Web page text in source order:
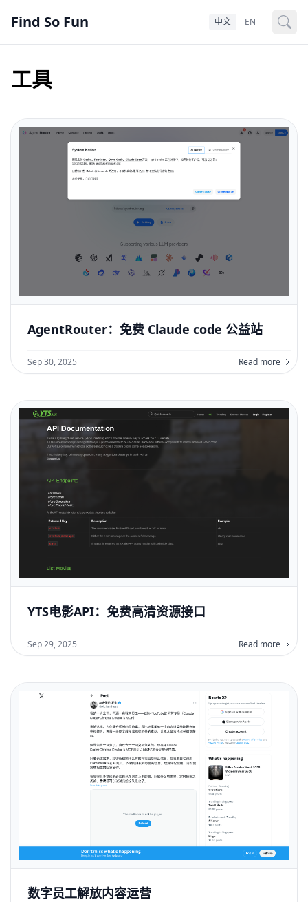
Find So Fun 中文 EN
工具
AgentRouter：免费 Claude code 公益站
Sep 30, 2025 Read more
YTS电影API：免费高清资源接口
Sep 29, 2025 Read more
数字员工解放内容运营